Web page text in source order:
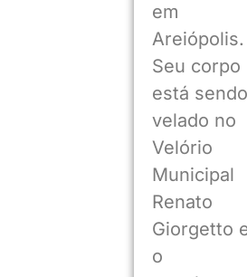
em
Areiópolis.
Seu corpo
está sendo
velado no
Velório
Municipal
Renato
Giorgetto
o